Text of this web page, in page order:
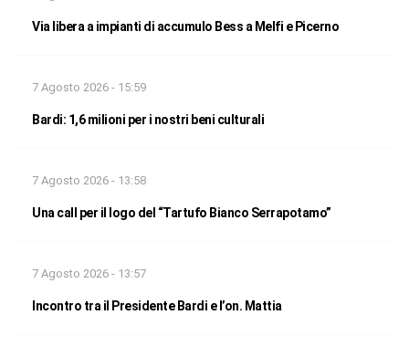
Via libera a impianti di accumulo Bess a Melfi e Picerno
7 Agosto 2026 - 15:59
Bardi: 1,6 milioni per i nostri beni culturali
7 Agosto 2026 - 13:58
Una call per il logo del “Tartufo Bianco Serrapotamo”
7 Agosto 2026 - 13:57
Incontro tra il Presidente Bardi e l’on. Mattia